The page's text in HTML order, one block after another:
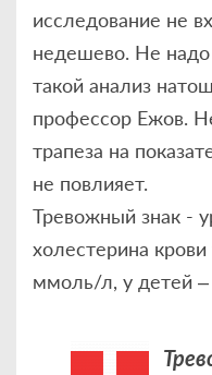
исследование не
недешево. Не
такой анализ
профессор Ежов.
трапеза на
не повлияет.
Тревожный знак -
холестерина
ммоль/л, у детей